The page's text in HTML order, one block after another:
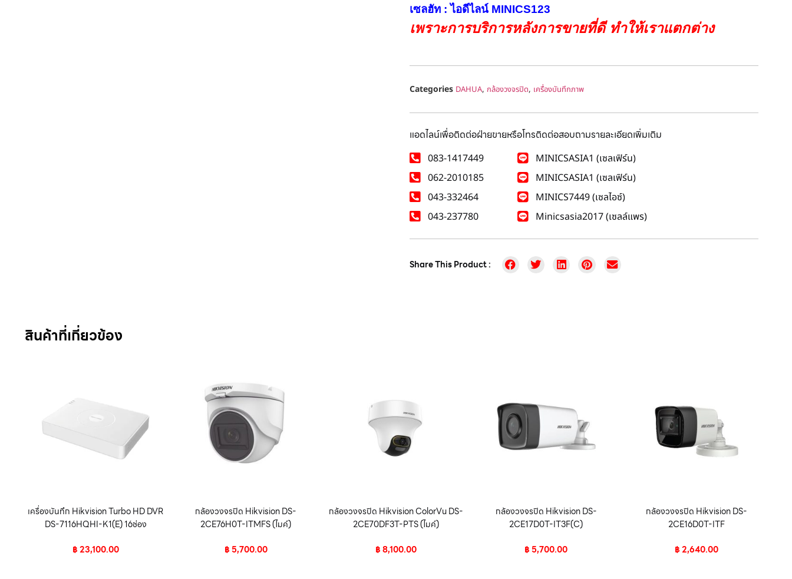
เซลฮัท : ไอดีไลน์ MINICS123
เพราะการบริการหลังการขายที่ดี ทำให้เราแตกต่าง
Categories DAHUA, กล้องวงจรปิด, เครื่องบันทึกภาพ
แอดไลน์เพื่อติดต่อฝ่ายขายหรือโทรติดต่อสอบถามรายละเอียดเพิ่มเติม
083-1417449
062-2010185
043-332464
043-237780
MINICSASIA1 (เซลเฟิร์น)
MINICSASIA1 (เซลเฟิร์น)
MINICS7449 (เซลไอซ์)
Minicsasia2017 (เซลล์แพร)
Share This Product :
สินค้าที่เกี่ยวข้อง
เครื่องบันทึก Hikvision Turbo HD DVR
DS-7116HQHI-K1(E) 16ช่อง
฿23,100.00
กล้องวงจรปิด Hikvision DS-
2CE76H0T-ITMFS (ไมค์)
฿5,700.00
กล้องวงจรปิด Hikvision ColorVu DS-
2CE70DF3T-PTS (ไมค์)
฿8,100.00
กล้องวงจรปิด Hikvision DS-
2CE17D0T-IT3F(C)
฿5,700.00
กล้องวงจรปิด Hikvision DS-
2CE16D0T-ITF
฿2,640.00